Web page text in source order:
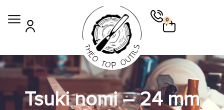
0
Tsuki nomi – 24 mm